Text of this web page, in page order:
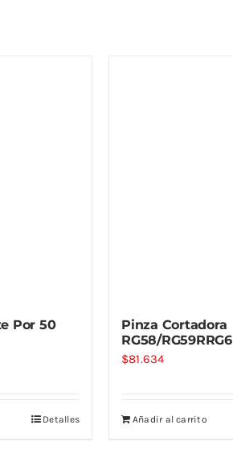
Por 50
Detalles
Pinza Cortadora
RG58/RG59RRG6
$81.634
Añadir al carrito